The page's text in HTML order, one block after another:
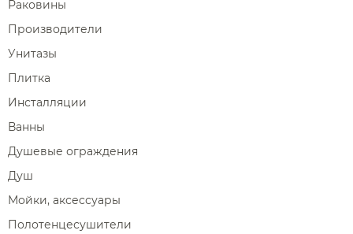
Раковины
Производители
Унитазы
Плитка
Инсталляции
Ванны
Душевые ограждения
Душ
Мойки, аксессуары
Полотенцесушители